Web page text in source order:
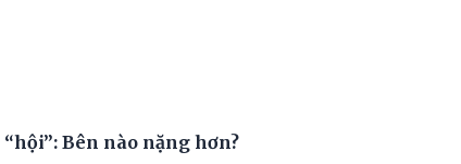
Bên nào nặng hơn?